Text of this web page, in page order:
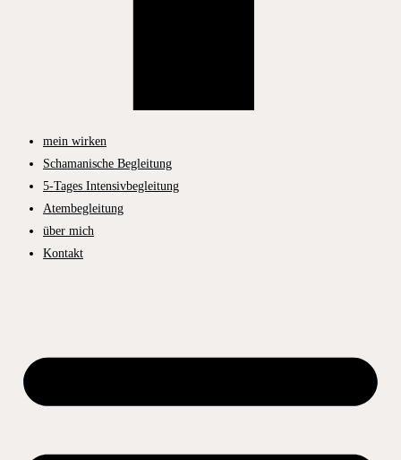
mein wirken
Schamanische Begleitung
5-Tages Intensivbegleitung
Atembegleitung
über mich
Kontakt